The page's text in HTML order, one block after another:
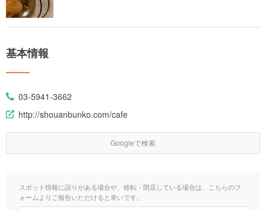
基本情報
03-5941-3662
http://shouanbunko.com/cafe
Googleで検索
スポット情報に誤りがある場合や、移転・閉店している場合は、こちらのフ
ォームよりご報告いただけると幸いです。